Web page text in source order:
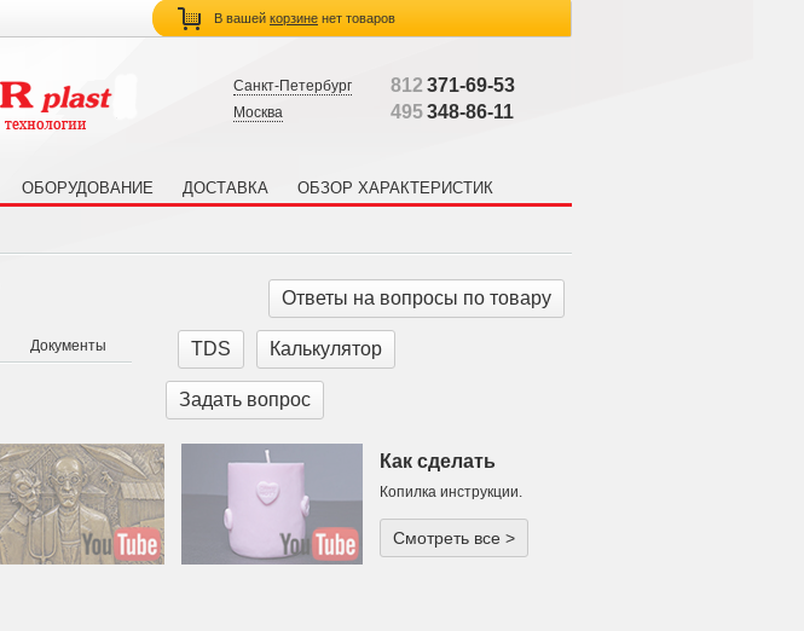
В вашей корзине нет товаров
Санкт-Петербург 812 371-69-53
Москва 495348-86-11
ОБОРУДОВАНИЕ ДОСТАВКА ОБЗОР ХАРАКТЕРИСТИК
Ответы на вопросы по товару
TDS Калькулятор
Задать вопрос
Документы
Как сделать
Копилка инструкции.
Смотреть все >